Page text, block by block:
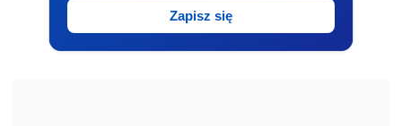
Zapisz się